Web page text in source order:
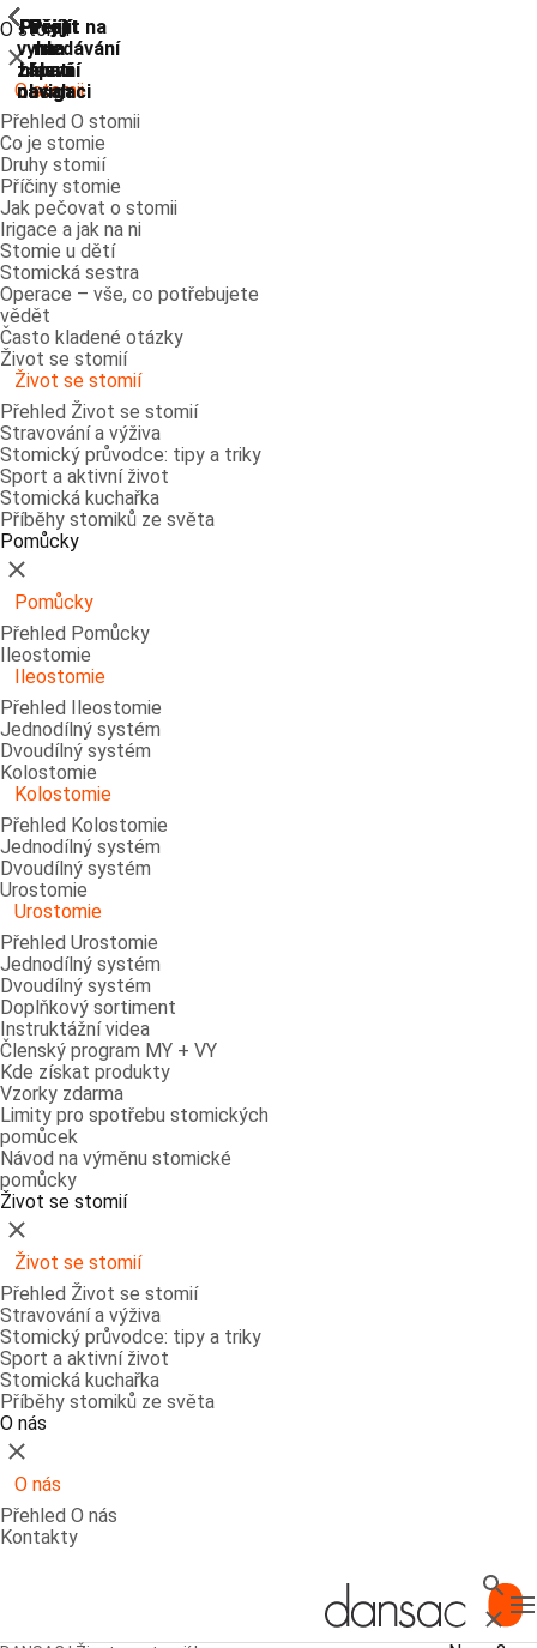
Přejít na
vyhledávání
Přejít
na
hlavní
navigaci
Přejít
na
hlavní
navigaci
Přejít
na
hlavní
obsah
Přejít
na
zápatí
O stomii
ShowPrevious
Zavřít
O stomii
Přehled O stomii
Co je stomie
Druhy stomií
Příčiny stomie
Jak pečovat o stomii
Irigace a jak na ni
Stomie u dětí
Stomická sestra
Operace – vše, co potřebujete
vědět
Často kladené otázky
Život se stomií
ShowPrevious
Život se stomií
Přehled Život se stomií
Stravování a výživa
Stomický průvodce: tipy a triky
Sport a aktivní život
Stomická kuchařka
Příběhy stomiků ze světa
Pomůcky
ShowPrevious
Zavřít
Pomůcky
Přehled Pomůcky
Ileostomie
ShowPrevious
Ileostomie
Přehled Ileostomie
Jednodílný systém
Dvoudílný systém
Kolostomie
ShowPrevious
Kolostomie
Přehled Kolostomie
Jednodílný systém
Dvoudílný systém
Urostomie
ShowPrevious
Urostomie
Přehled Urostomie
Jednodílný systém
Dvoudílný systém
Doplňkový sortiment
Instruktážní videa
Členský program MY + VY
Kde získat produkty
Vzorky zdarma
Limity pro spotřebu stomických
pomůcek
Návod na výměnu stomické
pomůcky
Život se stomií
ShowPrevious
Zavřít
Život se stomií
Přehled Život se stomií
Stravování a výživa
Stomický průvodce: tipy a triky
Sport a aktivní život
Stomická kuchařka
Příběhy stomiků ze světa
O nás
ShowPrevious
Zavřít
O nás
Přehled O nás
Kontakty
Hledat
Zavřít